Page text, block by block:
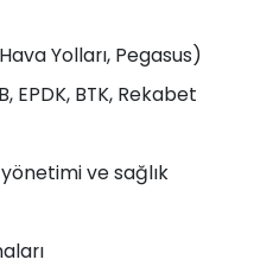
Yolları, Pegasus)
EPDK, BTK, Rekabet
ve sağlık